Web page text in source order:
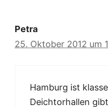
Petra
25. Oktober 2012 um
Hamburg ist
Deichtorhallen